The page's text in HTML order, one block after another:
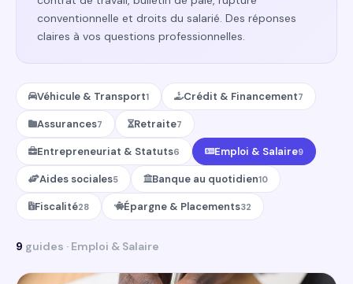
conventionnelle et droits du salarié. Des réponses
claires à vos questions professionnelles.
Véhicule & Transport1 Crédit & Financement7
Assurances7 Retraite7
Entrepreneuriat & Statuts6 Emploi & Salaire9
Aides sociales5 Banque au quotidien10
Fiscalité28 Épargne & Placements32
9 guides · Emploi & Salaire